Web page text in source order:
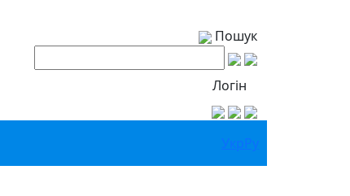
Пошук
Логін
УкрРу